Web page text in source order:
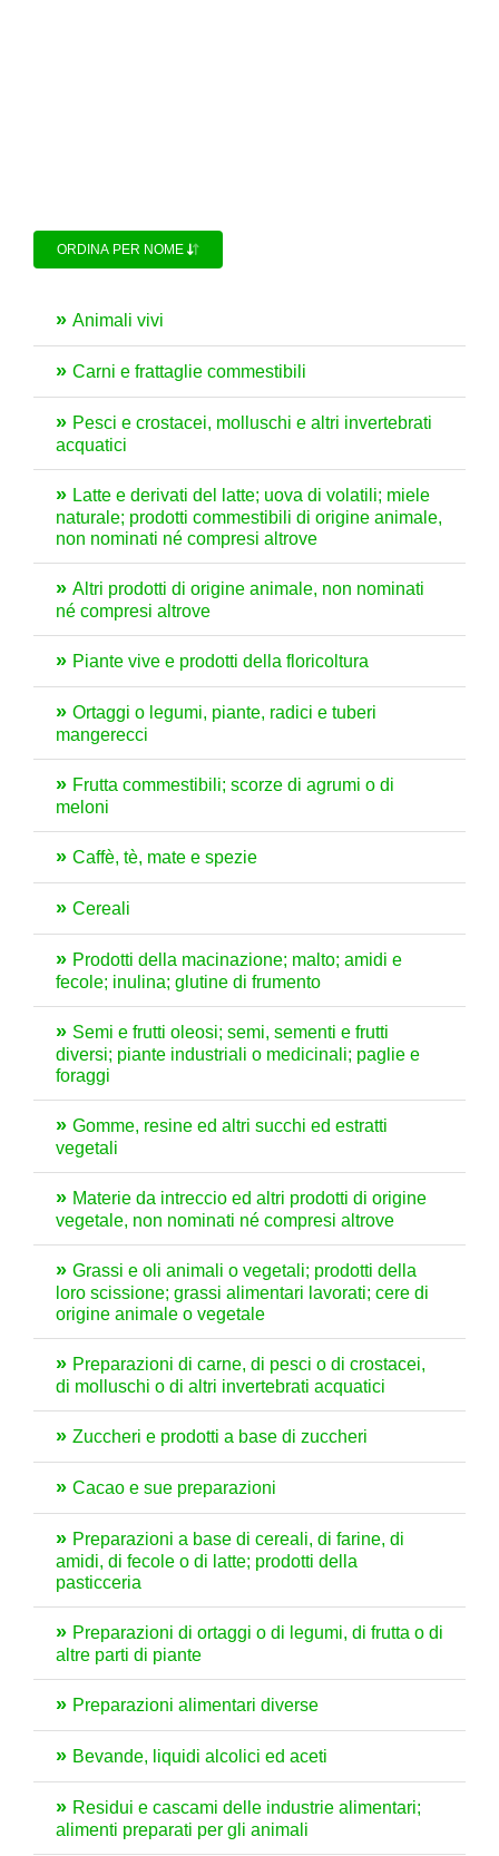
ORDINA PER NOME
Animali vivi
Carni e frattaglie commestibili
Pesci e crostacei, molluschi e altri invertebrati
acquatici
Latte e derivati del latte; uova di volatili; miele
naturale; prodotti commestibili di origine animale,
non nominati né compresi altrove
Altri prodotti di origine animale, non nominati
né compresi altrove
Piante vive e prodotti della floricoltura
Ortaggi o legumi, piante, radici e tuberi
mangerecci
Frutta commestibili; scorze di agrumi o di
meloni
Caffè, tè, mate e spezie
Cereali
Prodotti della macinazione; malto; amidi e
fecole; inulina; glutine di frumento
Semi e frutti oleosi; semi, sementi e frutti
diversi; piante industriali o medicinali; paglie e
foraggi
Gomme, resine ed altri succhi ed estratti
vegetali
Materie da intreccio ed altri prodotti di origine
vegetale, non nominati né compresi altrove
Grassi e oli animali o vegetali; prodotti della
loro scissione; grassi alimentari lavorati; cere di
origine animale o vegetale
Preparazioni di carne, di pesci o di crostacei,
di molluschi o di altri invertebrati acquatici
Zuccheri e prodotti a base di zuccheri
Cacao e sue preparazioni
Preparazioni a base di cereali, di farine, di
amidi, di fecole o di latte; prodotti della
pasticceria
Preparazioni di ortaggi o di legumi, di frutta o di
altre parti di piante
Preparazioni alimentari diverse
Bevande, liquidi alcolici ed aceti
Residui e cascami delle industrie alimentari;
alimenti preparati per gli animali